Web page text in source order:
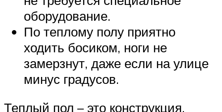
оборудование.
По теплому полу приятно
ходить босиком, ноги не
замерзнут, даже если на улице
минус градусов.
Теплый пол – это конструкция,